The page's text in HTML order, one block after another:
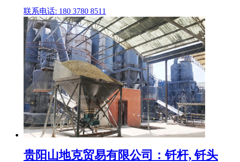
联系电话: 180 3780 8511
贵阳山地克贸易有限公司：钎杆, 钎头